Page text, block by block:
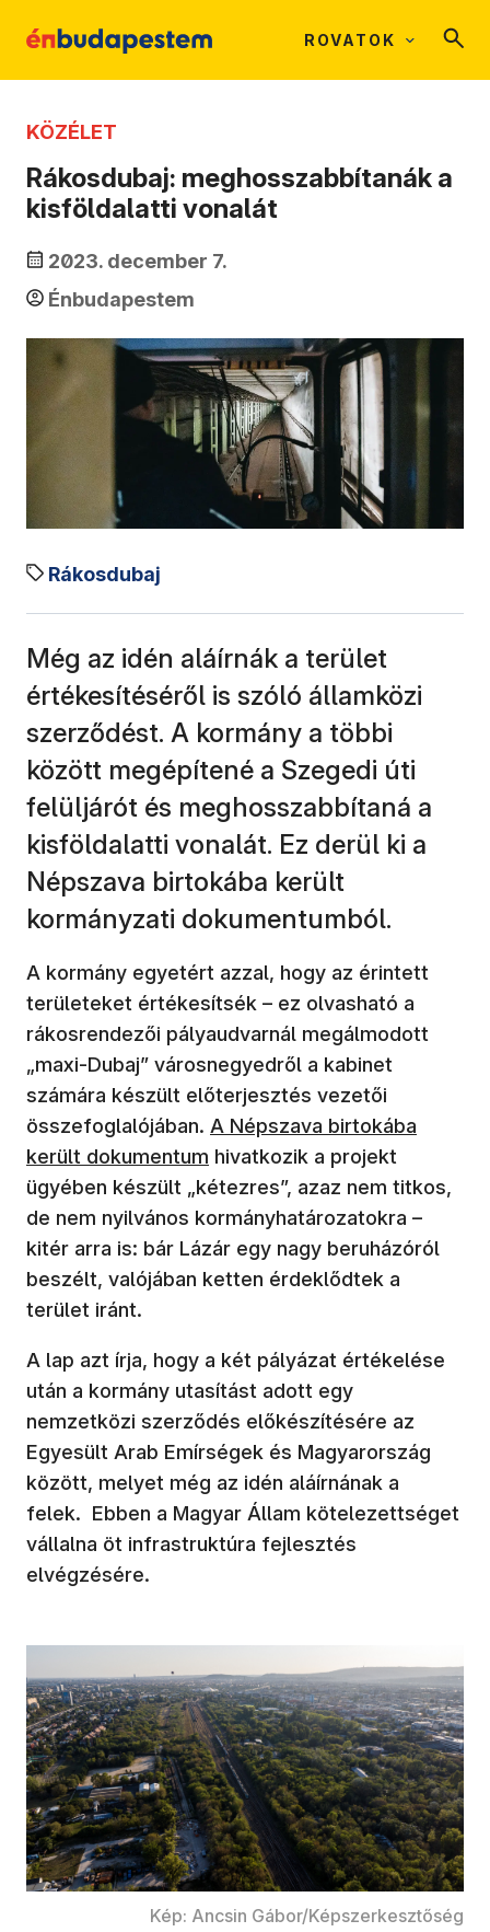
ROVATOK
KÖZÉLET
Rákosdubaj: meghosszabbítanák a
kisföldalatti vonalát
2023. december 7.
Énbudapestem
Rákosdubaj
Még az idén aláírnák a terület
értékesítéséről is szóló államközi
szerződést. A kormány a többi
között megépítené a Szegedi úti
felüljárót és meghosszabbítaná a
kisföldalatti vonalát. Ez derül ki a
Népszava birtokába került
kormányzati dokumentumból.
A kormány egyetért azzal, hogy az érintett
területeket értékesítsék – ez olvasható a
rákosrendezői pályaudvarnál megálmodott
„maxi-Dubaj” városnegyedről a kabinet
számára készült előterjesztés vezetői
összefoglalójában. A Népszava birtokába
került dokumentum hivatkozik a projekt
ügyében készült „kétezres”, azaz nem titkos,
de nem nyilvános kormányhatározatokra –
kitér arra is: bár Lázár egy nagy beruházóról
beszélt, valójában ketten érdeklődtek a
terület iránt.
A lap azt írja, hogy a két pályázat értékelése
után a kormány utasítást adott egy
nemzetközi szerződés előkészítésére az
Egyesült Arab Emírségek és Magyarország
között, melyet még az idén aláírnának a
felek. Ebben a Magyar Állam kötelezettséget
vállalna öt infrastruktúra fejlesztés
elvégzésére.
Kép: Ancsin Gábor/Képszerkesztőség